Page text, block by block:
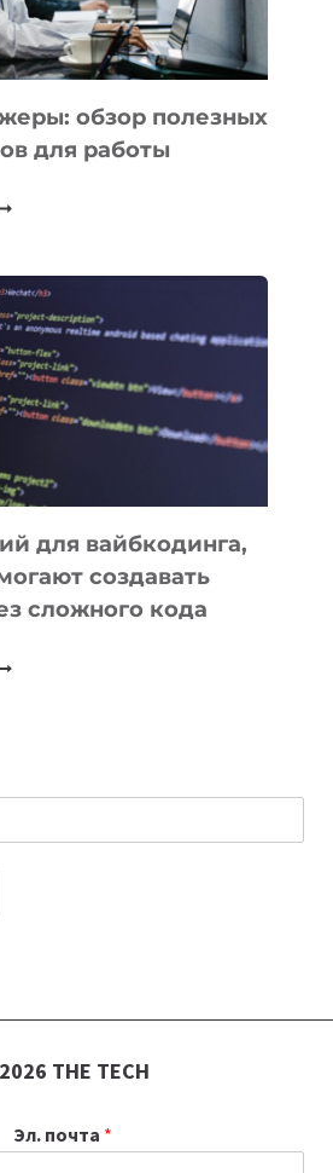
обзор полезных
для работы
для вайбкодинга,
создавать
сложного кода
THE TECH
Эл. почта *